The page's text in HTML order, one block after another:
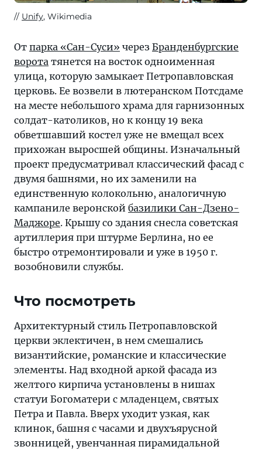
Unify, Wikimedia
От парка «Сан-Суси» через Бранденбургские
ворота тянется на восток одноименная
улица, которую замыкает Петропавловская
церковь. Ее возвели в лютеранском Потсдаме
на месте небольшого храма для гарнизонных
солдат-католиков, но к концу 19 века
обветшавший костел уже не вмещал всех
прихожан выросшей общины. Изначальный
проект предусматривал классический фасад с
двумя башнями, но их заменили на
единственную колокольню, аналогичную
кампаниле веронской базилики Сан-Дзено-
Маджоре. Крышу со здания снесла советская
артиллерия при штурме Берлина, но ее
быстро отремонтировали и уже в 1950 г.
возобновили службы.
Что посмотреть
Архитектурный стиль Петропавловской
церкви эклектичен, в нем смешались
византийские, романские и классические
элементы. Над входной аркой фасада из
желтого кирпича установлены в нишах
статуи Богоматери с младенцем, святых
Петра и Павла. Вверх уходит узкая, как
клинок, башня с часами и двухъярусной
звонницей, увенчанная пирамидальной